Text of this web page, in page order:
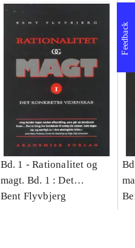
Bd. 1 -Rationalitet og
magt. Bd. 1 : Det
konkretes videnskab
Bent Flyvbjerg
Feedback